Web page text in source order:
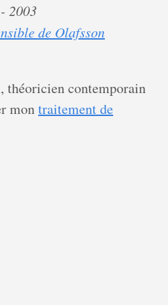
2003
de Olafsson
théoricien contemporain
montraitement de